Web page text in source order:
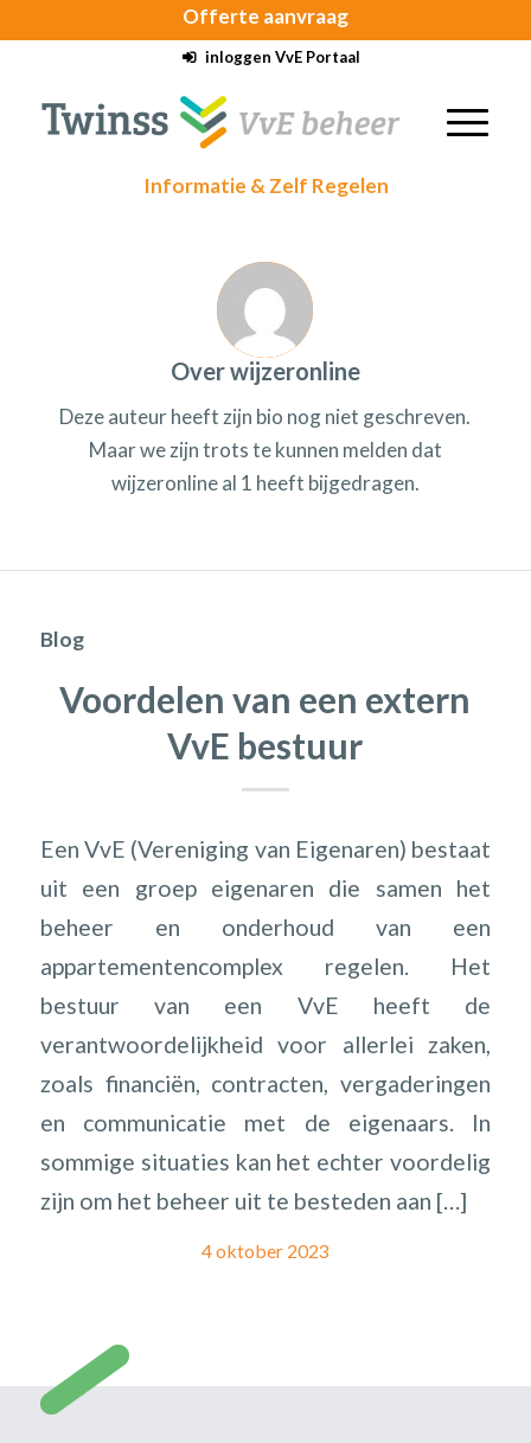
Offerte aanvraag
inloggen VvE Portaal
Informatie & Zelf Regelen
Overwijzeronline
Deze auteur heeft zijn bio nog niet geschreven.
Maar we zijn trots te kunnen melden dat
wijzeronlineal 1 heeft bijgedragen.
Blog
Voordelen van een extern
VvE bestuur
Een VvE (Vereniging van Eigenaren) bestaat
uit een groep eigenaren die samen het
beheer en onderhoud van een
appartementencomplex regelen. Het
bestuur van een VvE heeft de
verantwoordelijkheid voor allerlei zaken,
zoals financiën, contracten, vergaderingen
en communicatie met de eigenaars. In
sommige situaties kan het echter voordelig
zijn om het beheer uit te besteden aan […]
4 oktober 2023